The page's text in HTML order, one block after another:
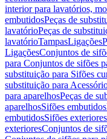
interior para lavatórios,
embutidosPeças de
lavatórioPeças de
lavatórioTampasLigações
LigaçõesConjuntos de
para Conjuntos de sifões
substituição para Sifões
substituição para
para aparelhosPeças de
aparelhosSifões embutidos
embutidosSifões exteriores
exterioresConjuntos de